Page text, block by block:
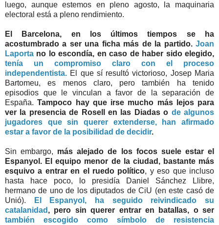
luego, aunque estemos en pleno agosto, la maquinaria
electoral está a pleno rendimiento.
El Barcelona, en los últimos tiempos se ha
acostumbrado a ser una ficha más de la partido. Joan
Laporta no lo escondía, en caso de haber sido elegido,
tenía un compromiso claro con el proceso
independentista. El que sí resultó victorioso, Josep Maria
Bartomeu, es menos claro, pero también ha tenido
episodios que le vinculan a favor de la separación de
España.Tampoco hay que irse mucho más lejos para
ver la presencia de Rosell en las Diadas o de algunos
jugadores que sin querer extenderse, han afirmado
estar a favor de la posibilidad de decidir.
Sin embargo, más alejado de los focos suele estar el
Espanyol. El equipo menor de la ciudad, bastante más
esquivo a entrar en el ruedo político, y eso que incluso
hasta hace poco, lo presidía Daniel Sánchez Llibre,
hermano de uno de los diputados de CiU (en este casó de
Unió).
El Espanyol, ha seguido reivindicado su
catalanidad , pero sin querer entrar en batallas, o ser
también escogido como símbolo de resistencia